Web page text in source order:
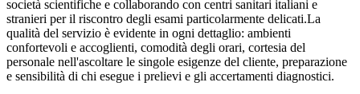
società scientifiche e collaborando con centri sanitari italiani e
stranieri per il riscontro degli esami particolarmente delicati.La
qualità del servizio è evidente in ogni dettaglio: ambienti
confortevoli e accoglienti, comodità degli orari, cortesia del
personale nell'ascoltare le singole esigenze del cliente, preparazione
e sensibilità di chi esegue i prelievi e gli accertamenti diagnostici.